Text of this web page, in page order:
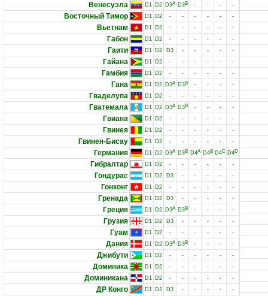
Венесуэла D1 D2 D3A D3B - - - -
Восточный Тимор D1 D2 - - - - - -
Вьетнам D1 D2 - - - - - -
Габон D1 D2 - - - - - -
Гаити D1 D2 D3 - - - - -
Гайана D1 D2 - - - - - -
Гамбия D1 D2 - - - - - -
Гана D1 D2 D3A D3B - - - -
Гваделупа D1 D2 - - - - - -
Гватемала D1 D2 D3A D3B - - - -
Гвиана D1 D2 - - - - - -
Гвинея D1 D2 - - - - - -
Гвинея-Бисау D1 D2 - - - - - -
Германия D1 D2 D3A D3B D4A D4B D4C D4D
Гибралтар D1 D2 - - - - - -
Гондурас D1 D2 D3 - - - - -
Гонконг D1 D2 - - - - - -
Гренада D1 D2 D3 - - - - -
Греция D1 D2 D3A D3B - - - -
Грузия D1 D2 D3 - - - - -
Гуам D1 D2 - - - - - -
Дания D1 D2 D3A D3B - - - -
Джибути D1 D2 - - - - - -
Доминика D1 D2 - - - - - -
Доминикана D1 D2 - - - - - -
ДР Конго D1 D2 D3 - - - - -